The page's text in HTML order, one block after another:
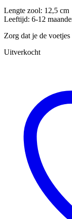
Lengte zool: 12,5 cm
Leeftijd: 6-12
Zorg dat je de
Uitverkocht